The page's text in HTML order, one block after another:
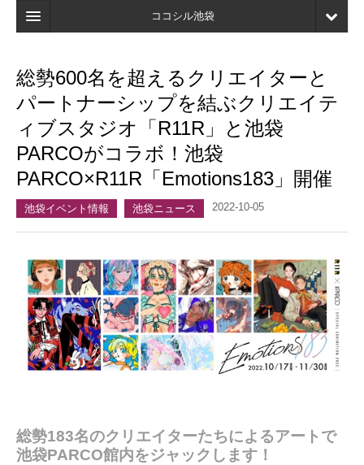
ココシル池袋
検索
店舗・施設最新情報
口コミ
マイページ
ブックマーク
総勢600名を超えるクリエイターと
パートナーシップを結ぶクリエイテ
ィブスタジオ「R11R」と池袋
PARCOがコラボ！池袋
PARCO×R11R「Emotions183」開催
池袋イベント情報 池袋ニュース 2022-10-05
総勢183名のクリエイターたちによるアートで
池袋PARCO館内をジャックします！